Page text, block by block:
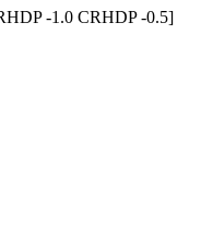
-1.0 CRHDP -0.5]